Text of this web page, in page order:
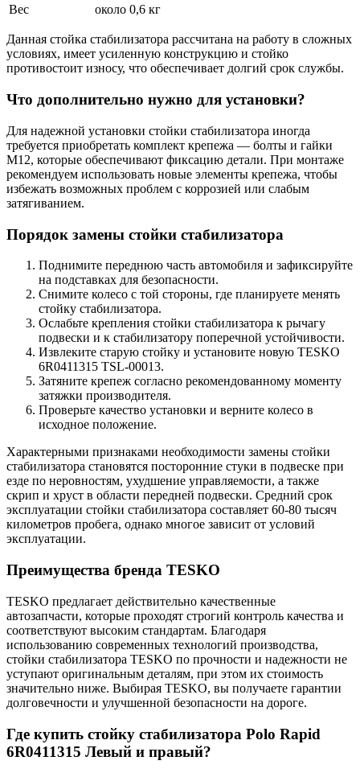
Вес
около 0,6 кг
Данная стойка стабилизатора рассчитана на работу в сложных
условиях, имеет усиленную конструкцию и стойко
противостоит износу, что обеспечивает долгий срок службы.
Что дополнительно нужно для установки?
Для надежной установки стойки стабилизатора иногда
требуется приобретать комплект крепежа — болты и гайки
M12, которые обеспечивают фиксацию детали. При монтаже
рекомендуем использовать новые элементы крепежа, чтобы
избежать возможных проблем с коррозией или слабым
затягиванием.
Порядок замены стойки стабилизатора
Поднимите переднюю часть автомобиля и зафиксируйте
на подставках для безопасности.
Снимите колесо с той стороны, где планируете менять
стойку стабилизатора.
Ослабьте крепления стойки стабилизатора к рычагу
подвески и к стабилизатору поперечной устойчивости.
Извлеките старую стойку и установите новую TESKO
6R0411315 TSL-00013.
Затяните крепеж согласно рекомендованному моменту
затяжки производителя.
Проверьте качество установки и верните колесо в
исходное положение.
Характерными признаками необходимости замены стойки
стабилизатора становятся посторонние стуки в подвеске при
езде по неровностям, ухудшение управляемости, а также
скрип и хруст в области передней подвески. Средний срок
эксплуатации стойки стабилизатора составляет 60-80 тысяч
километров пробега, однако многое зависит от условий
эксплуатации.
Преимущества бренда TESKO
TESKO предлагает действительно качественные
автозапчасти, которые проходят строгий контроль качества и
соответствуют высоким стандартам. Благодаря
использованию современных технологий производства,
стойки стабилизатора TESKO по прочности и надежности не
уступают оригинальным деталям, при этом их стоимость
значительно ниже. Выбирая TESKO, вы получаете гарантии
долговечности и улучшенной безопасности на дороге.
Где купить стойку стабилизатора Polo Rapid
6R0411315 Левый и правый?